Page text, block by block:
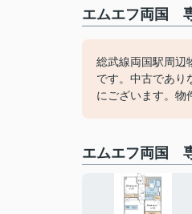
エムエフ両国
総武線両国駅周
です。中古であり
にございます。物
エムエフ両国